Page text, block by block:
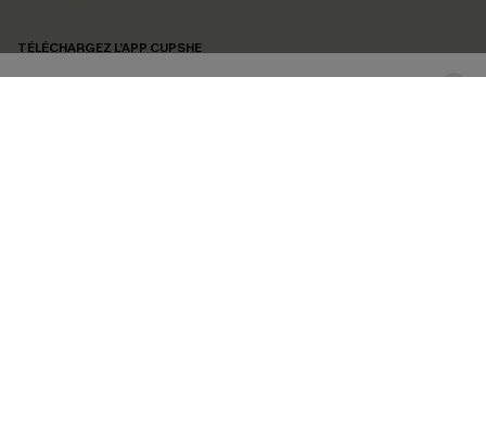
TÉLÉCHARGEZ L’APP CUPSHE